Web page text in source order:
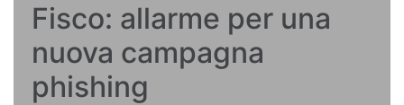
Fisco: allarme per una
nuova campagna
phishing